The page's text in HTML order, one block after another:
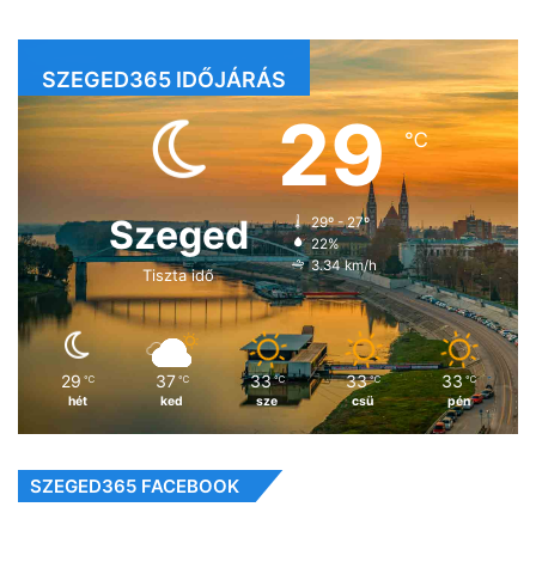
SZEGED365 IDŐJÁRÁS
Szeged
Tiszta idő
29℃
29º - 27º
22%
3.34 km/h
29 ℃
hét
37 ℃
ked
33 ℃
sze
33 ℃
csü
33 ℃
pén
SZEGED365 FACEBOOK